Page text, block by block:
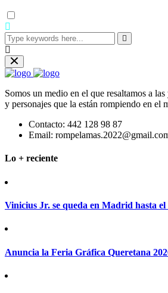
Somos un medio en el que resaltamos a
y personajes que la están rompiendo en el
Contacto: 442 128 98 87
Email:
Lo + reciente
Vinicius Jr. se queda en Madrid hasta el
Anuncia la Feria Gráfica Queretana